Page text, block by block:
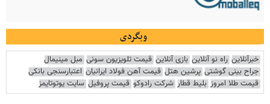
وبگردی
خبرآنلاین راه نو آنلاین بازی آنلاین قیمت تلویزیون سونی مبل مینیمال
جراح بینی گوشتی پرشین هتل قیمت آهن فولاد ایرانیان اعتبارسنجی بانکی
قیمت طلا امروز بلیط قطار شرکت رادوکو قیمت پروفیل سایت یوتوتایمز